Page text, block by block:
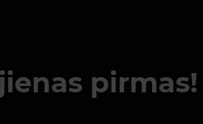
pirmas!